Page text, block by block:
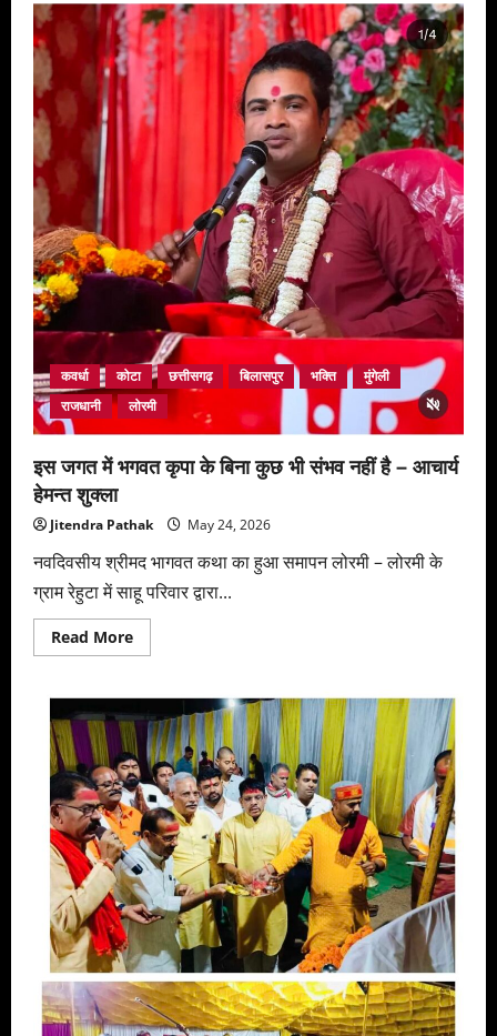
शीतला
मंदिर
में
माता
जी
का
तीन
दिवसीय
प्राण
प्रतिष्ठा
एवं
स्थापना
कार्यक्रम
15
से
17
जून
तक
कवर्धा कोटा छत्तीसगढ़ बिलासपुर भक्ति
मुंगेली
राजधानी
लोरमी
इस जगत में भगवत कृपा के बिना कुछ भी संभव नहीं है – आचार्य
हेमन्त शुक्ला
Jitendra Pathak May 24, 2026
नवदिवसीय श्रीमद भागवत कथा का हुआ समापन लोरमी – लोरमी के
ग्राम रेहुटा में साहू परिवार द्वारा...
Read MoreRead
more
जगत
में
भगवत
कृपा
के
बिना
कुछ
भी
संभव
नहीं
है
–
आचार्य
हेमन्त
शुक्ला